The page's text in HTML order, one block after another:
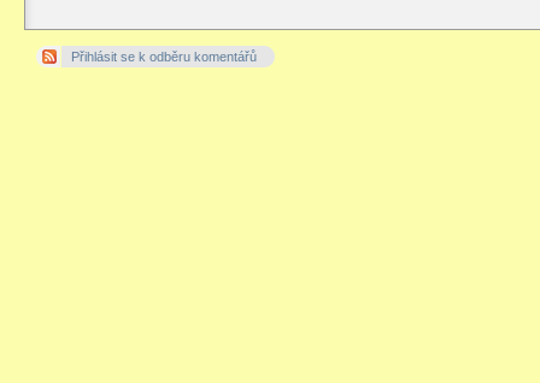
Přihlásit se k odběru komentářů